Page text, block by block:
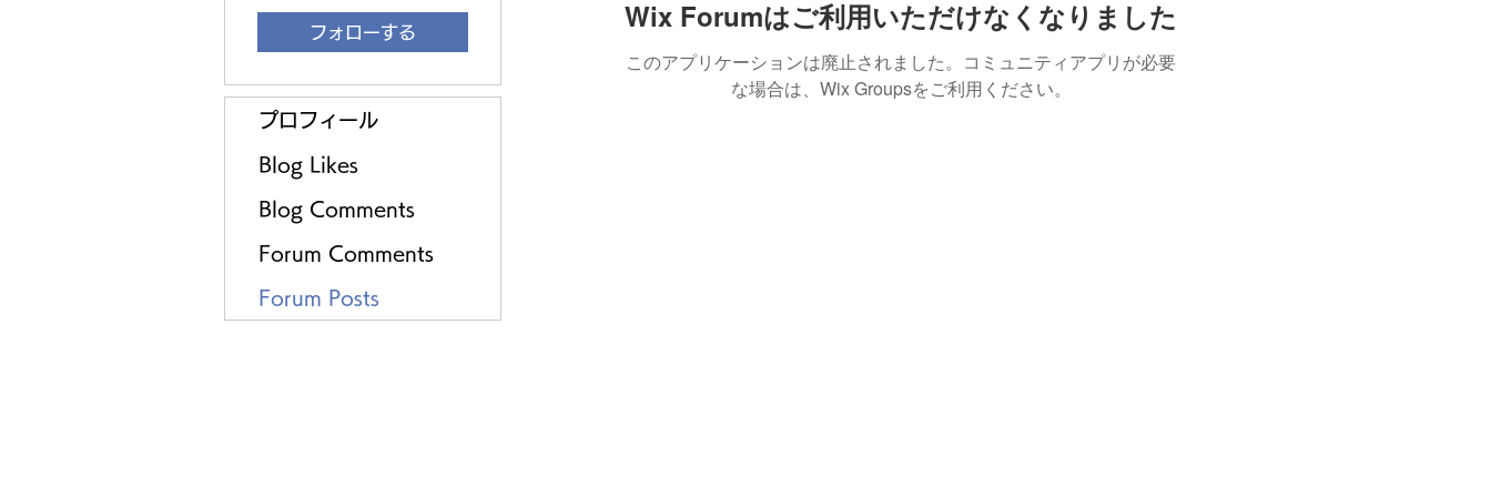
Wix Forumはご利用いただけなくなりました
このアプリケーションは廃止されました。コミュニティアプリが必要
な場合は、Wix Groupsをご利用ください。
フォローする
プロフィール
Blog Likes
Blog Comments
Forum Comments
Forum Posts